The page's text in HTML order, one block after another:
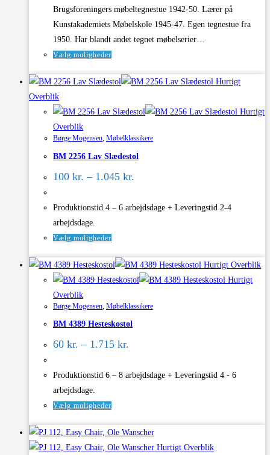
Brugsforeningers møbeltegnestue 1942-50. Lærer på
Kunstakademiets Møbelskole 1945-47. Egen tegnestue fra
1950. Har blandt andet tegnet møbelserier…
Vælg muligheder
har
varianter.
kan
vælges
på
Hurtigt
Overblik
Hurtigt
Overblik
Børge Mogensen, Møbelklassikere
BM 2256 Lav Slædestol
100 kr. – 1.045 kr.
1.045 kr.
Produktionstid 4 – 6 arbejdsdage + Leveringstid 2-4
arbejdsdage.
Vælg mulighederDette
har
flere
Mulighederne
kan
vælges
varesiden
Hurtigt Overblik
Hurtigt
Overblik
Børge Mogensen Møbelklassikere
BM 4389 Hesteskostol
60 kr. – 1.715 kr.
1.715 kr.
Produktionstid 6 – 8 arbejdsdage + Leveringstid 4 - 6
arbejdsdage.
Vælg muligheder
har
flere
Hurtigt Overblik